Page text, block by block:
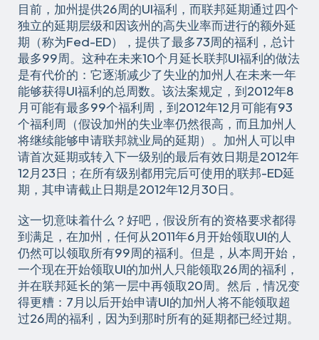
目前，加州提供26周的UI福利，而联邦延期通过四个
独立的延期层级和因该州的高失业率而进行的额外延
期（称为Fed-ED），提供了最多73周的福利，总计
最多99周。这种在未来10个月延长联邦UI福利的做法
是有代价的：它逐渐减少了失业的加州人在未来一年
能够获得UI福利的总周数。该法案规定，到2012年8
月可能有最多99个福利周，到2012年12月可能有93
个福利周（假设加州的失业率仍然很高，而且加州人
将继续能够申请联邦就业局的延期）。加州人可以申
请首次延期或转入下一级别的最后有效日期是2012年
12月23日；在所有级别都用完后可使用的联邦-ED延
期，其申请截止日期是2012年12月30日。
这一切意味着什么？好吧，假设所有的资格要求都得
到满足，在加州，任何从2011年6月开始领取UI的人
仍然可以领取所有99周的福利。但是，从本周开始，
一个现在开始领取UI的加州人只能领取26周的福利，
并在联邦延长的第一层中再领取20周。然后，情况变
得更糟：7月以后开始申请UI的加州人将不能领取超
过26周的福利，因为到那时所有的延期都已经过期。